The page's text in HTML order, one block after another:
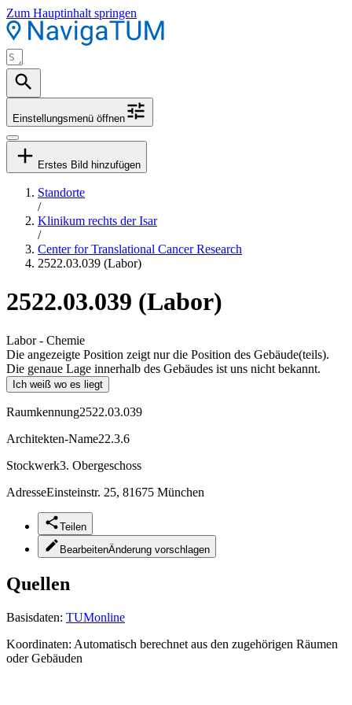
Zum Hauptinhalt springen
Einstellungsmenü öffnen
Erstes Bild hinzufügen
Standorte
/
Klinikum rechts der Isar
/
Center for Translational Cancer Research
2522.03.039 (Labor)
2522.03.039 (Labor)
Labor - Chemie
Die angezeigte Position zeigt nur die Position des Gebäude(teils).
Die genaue Lage innerhalb des Gebäudes ist uns nicht bekannt.
Ich weiß wo es liegt
Raumkennung2522.03.039
Architekten-Name22.3.6
Stockwerk3. Obergeschoss
AdresseEinsteinstr. 25, 81675 München
Teilen
BearbeitenÄnderung vorschlagen
Quellen
Basisdaten: TUMonline
Koordinaten: Automatisch berechnet aus den zugehörigen Räumen
oder Gebäuden